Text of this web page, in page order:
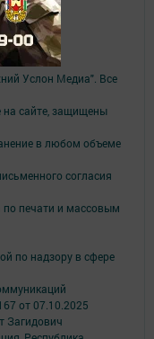
Услон Медиа". Все
сайте, защищены
в любом объеме
согласия
по печати и массовым
по надзору в сфере
от 07.10.2025
Загидович